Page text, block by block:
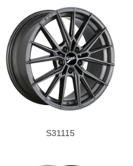
S31115